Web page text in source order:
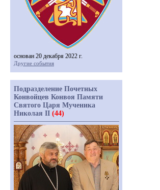
основан 20 декабря 2022 г.
Другие события
Подразделение Почетных
Конвойцев Конвоя Памяти
Святого Царя Мученика
Николая II (44)